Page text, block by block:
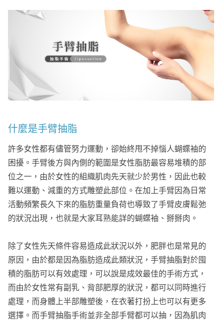
什麼是手臂抽脂
許多女性都有儘管努力運動，卻始終甩不掉惱人蝴蝶袖的
困擾。手臂後方與內側的範圍是女性脂肪最容易堆積的部
位之一，由於女性的組織肌肉先天就少於男性，因此也較
難以運動、減重的方式雕塑此部位。在加上手臂因為日常
活動頻繁長久下來的脂肪重量負荷也導致了手臂皮膚鬆弛
的狀況出現，也就是大家耳熟能詳的蝴蝶袖、掰掰肉。
除了女性先天條件容易造成此狀況以外，肥胖也是常見的
原因，由於都是因為脂肪造成此類狀況，手臂抽脂對於囤
積的脂肪可以有效處理，可以說是成效最佳的手術方式，
而由於女性常有副乳、背部肥厚的狀況，都可以同時進行
處理，而身體上半部雕塑後，在衣著打扮上也可以有更多
選擇。而手臂抽脂手術並非全部手臂都可以抽，因為肌肉